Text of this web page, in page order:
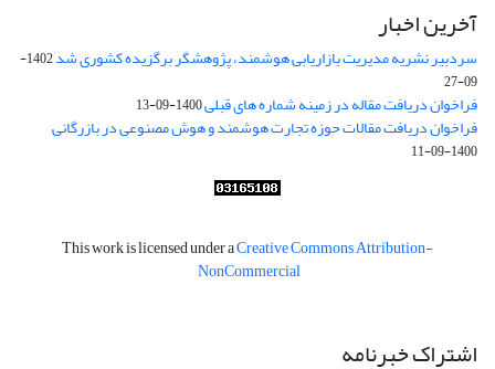
آخرین اخبار
سردبیر نشریه مدیریت بازاریابی هوشمند، پژوهشگر برگزیده کشوری شد
1402-
09-27
فراخوان دریافت مقاله در زمینه شماره های قبلی1400-09-13
فراخوان دریافت مقالات حوزه تجارت هوشمند و هوش مصنوعی در بازرگانی
1400-09-11
This work is licensed under aCreative Commons Attribution-
NonCommercial
اشتراک خبرنامه